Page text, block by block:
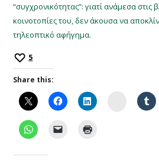
“συγχρονικότητας”: γιατί ανάμεσα στις
κοινοτοπίες του, δεν άκουσα να
τηλεοπτικό αφήγημα.
5
Share this:
Instagram